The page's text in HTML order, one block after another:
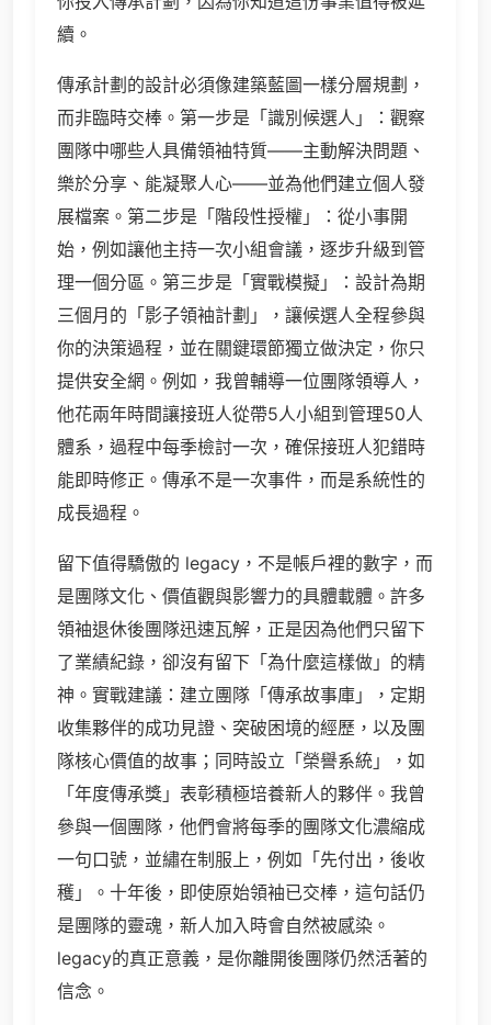
續。
傳承計劃的設計必須像建築藍圖一樣分層規劃，
而非臨時交棒。第一步是「識別候選人」：觀察
團隊中哪些人具備領袖特質——主動解決問題、
樂於分享、能凝聚人心——並為他們建立個人發
展檔案。第二步是「階段性授權」：從小事開
始，例如讓他主持一次小組會議，逐步升級到管
理一個分區。第三步是「實戰模擬」：設計為期
三個月的「影子領袖計劃」，讓候選人全程參與
你的決策過程，並在關鍵環節獨立做決定，你只
提供安全網。例如，我曾輔導一位團隊領導人，
他花兩年時間讓接班人從帶5人小組到管理50人
體系，過程中每季檢討一次，確保接班人犯錯時
能即時修正。傳承不是一次事件，而是系統性的
成長過程。
留下值得驕傲的 legacy，不是帳戶裡的數字，而
是團隊文化、價值觀與影響力的具體載體。許多
領袖退休後團隊迅速瓦解，正是因為他們只留下
了業績紀錄，卻沒有留下「為什麼這樣做」的精
神。實戰建議：建立團隊「傳承故事庫」，定期
收集夥伴的成功見證、突破困境的經歷，以及團
隊核心價值的故事；同時設立「榮譽系統」，如
「年度傳承獎」表彰積極培養新人的夥伴。我曾
參與一個團隊，他們會將每季的團隊文化濃縮成
一句口號，並繡在制服上，例如「先付出，後收
穫」。十年後，即使原始領袖已交棒，這句話仍
是團隊的靈魂，新人加入時會自然被感染。
legacy的真正意義，是你離開後團隊仍然活著的
信念。